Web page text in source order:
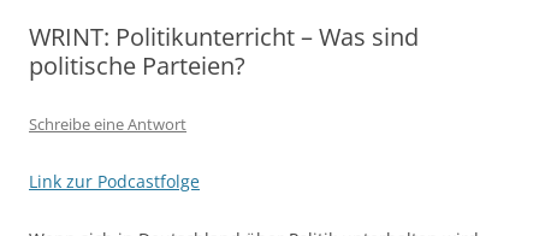
WRINT: Politikunterricht – Was sind
politische Parteien?
Schreibe eine Antwort
Link zur Podcastfolge